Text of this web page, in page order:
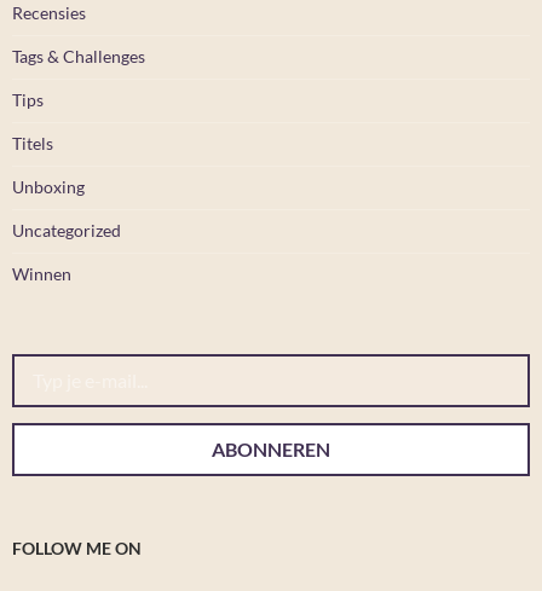
Recensies
Tags & Challenges
Tips
Titels
Unboxing
Uncategorized
Winnen
Typ je e-mail...
ABONNEREN
FOLLOW ME ON